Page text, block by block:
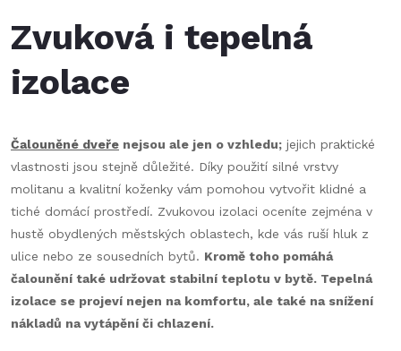
Zvuková i tepelná
izolace
Čalouněné dveře nejsou ale jen o vzhledu; jejich praktické
vlastnosti jsou stejně důležité. Díky použití silné vrstvy
molitanu a kvalitní koženky vám pomohou vytvořit klidné a
tiché domácí prostředí. Zvukovou izolaci oceníte zejména v
hustě obydlených městských oblastech, kde vás ruší hluk z
ulice nebo ze sousedních bytů. Kromě toho pomáhá
čalounění také udržovat stabilní teplotu v bytě. Tepelná
izolace se projeví nejen na komfortu, ale také na snížení
nákladů na vytápění či chlazení.